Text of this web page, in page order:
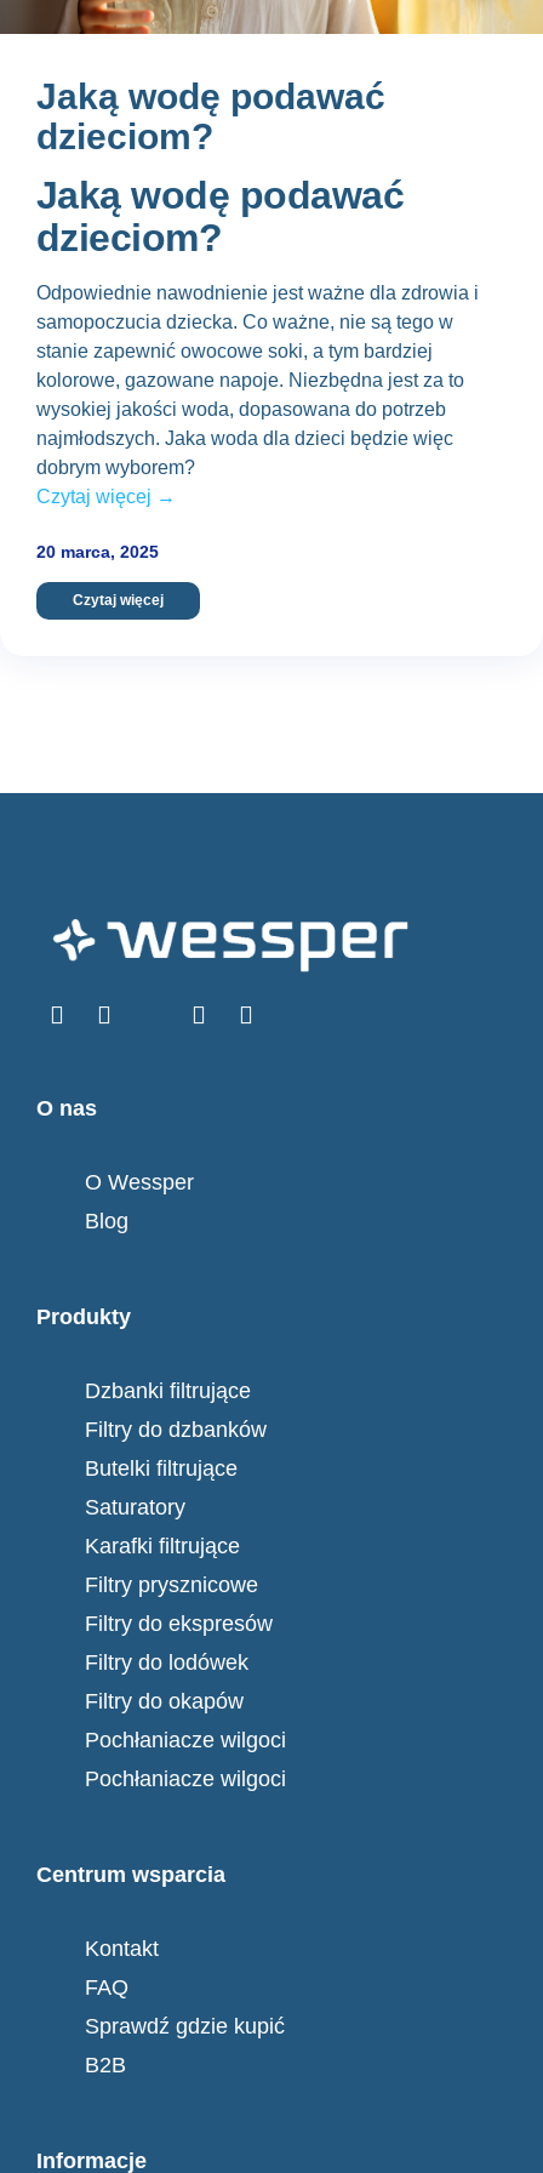
Jaką wodę podawać
dzieciom?
Jaką wodę podawać
dzieciom?
Odpowiednie nawodnienie jest ważne dla zdrowia i
samopoczucia dziecka. Co ważne, nie są tego w
stanie zapewnić owocowe soki, a tym bardziej
kolorowe, gazowane napoje. Niezbędna jest za to
wysokiej jakości woda, dopasowana do potrzeb
najmłodszych. Jaka woda dla dzieci będzie więc
dobrym wyborem?
Czytaj więcej →
20 marca, 2025
Czytaj więcej
O nas
O Wessper
Blog
Produkty
Dzbanki filtrujące
Filtry do dzbanków
Butelki filtrujące
Saturatory
Karafki filtrujące
Filtry prysznicowe
Filtry do ekspresów
Filtry do lodówek
Filtry do okapów
Pochłaniacze wilgoci
Pochłaniacze wilgoci
Centrum wsparcia
Kontakt
FAQ
Sprawdź gdzie kupić
B2B
Informacje